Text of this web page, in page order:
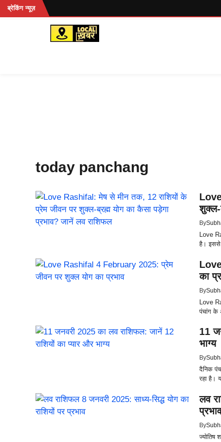
Skip
to
ब्रेकिंग न्यूज़
रहें...
today panchang
शुक्ल-
By
Love
है। इससे
का
By
Love
पंचांग के
11
भाग्य
By
दैनिक
रहा है।
लव
By
ज्योतिष